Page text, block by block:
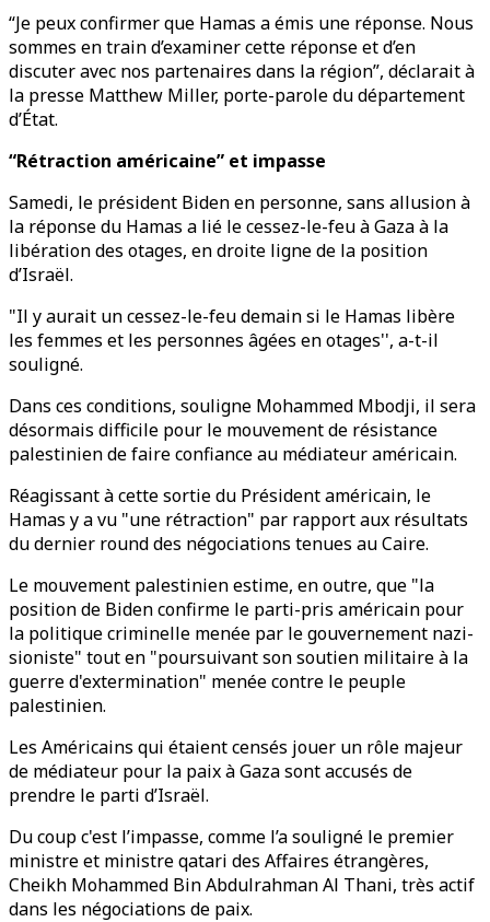
“Je peux confirmer que Hamas a émis une réponse. Nous
sommes en train d’examiner cette réponse et d’en
discuter avec nos partenaires dans la région”, déclarait à
la presse Matthew Miller, porte-parole du département
d’État.
“Rétraction américaine” et impasse
Samedi, le président Biden en personne, sans allusion à
la réponse du Hamas a lié le cessez-le-feu à Gaza à la
libération des otages, en droite ligne de la position
d’Israël.
"Il y aurait un cessez-le-feu demain si le Hamas libère
les femmes et les personnes âgées en otages'', a-t-il
souligné.
Dans ces conditions, souligne Mohammed Mbodji, il sera
désormais difficile pour le mouvement de résistance
palestinien de faire confiance au médiateur américain.
Réagissant à cette sortie du Président américain, le
Hamas y a vu "une rétraction" par rapport aux résultats
du dernier round des négociations tenues au Caire.
Le mouvement palestinien estime, en outre, que "la
position de Biden confirme le parti-pris américain pour
la politique criminelle menée par le gouvernement nazi-
sioniste" tout en "poursuivant son soutien militaire à la
guerre d'extermination" menée contre le peuple
palestinien.
Les Américains qui étaient censés jouer un rôle majeur
de médiateur pour la paix à Gaza sont accusés de
prendre le parti d’Israël.
Du coup c'est l’impasse, comme l’a souligné le premier
ministre et ministre qatari des Affaires étrangères,
Cheikh Mohammed Bin Abdulrahman Al Thani, très actif
dans les négociations de paix.